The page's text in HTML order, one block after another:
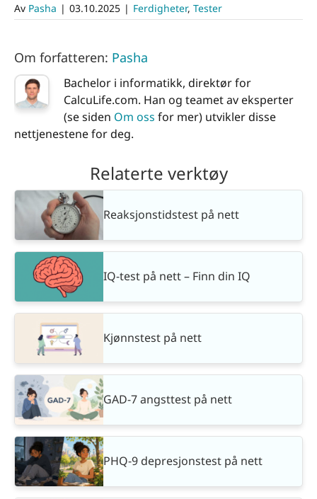
Av Pasha | 03.10.2025 | Ferdigheter, Tester
Om forfatteren: Pasha
Bachelor i informatikk, direktør for
CalcuLife.com. Han og teamet av eksperter
(se siden Om oss for mer) utvikler disse
nettjenestene for deg.
Relaterte verktøy
Reaksjonstidstest på nett
IQ-test på nett – Finn din IQ
Kjønnstest på nett
GAD-7 angsttest på nett
PHQ-9 depresjonstest på nett